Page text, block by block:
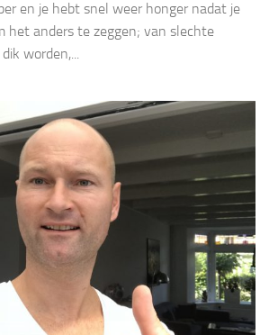
en je hebt snel weer honger nadat je
het anders te zeggen; van slechte
worden,...